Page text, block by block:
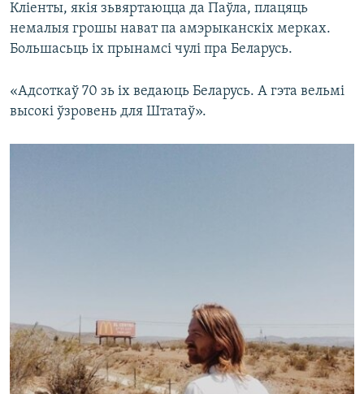
Кліенты, якія зьвяртаюцца да Паўла, плацяць
немалыя грошы нават па амэрыканскіх мерках.
Большасьць іх прынамсі чулі пра Беларусь.
«Адсоткаў 70 зь іх ведаюць Беларусь. А гэта вельмі
высокі ўзровень для Штатаў».